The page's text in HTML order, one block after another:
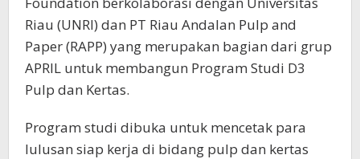
Riau (UNRI) dan PT Riau Andalan Pulp and
Paper (RAPP) yang merupakan bagian dari grup
APRIL untuk membangun Program Studi D3
Pulp dan Kertas.
Program studi dibuka untuk mencetak para
lulusan siap kerja di bidang pulp dan kertas